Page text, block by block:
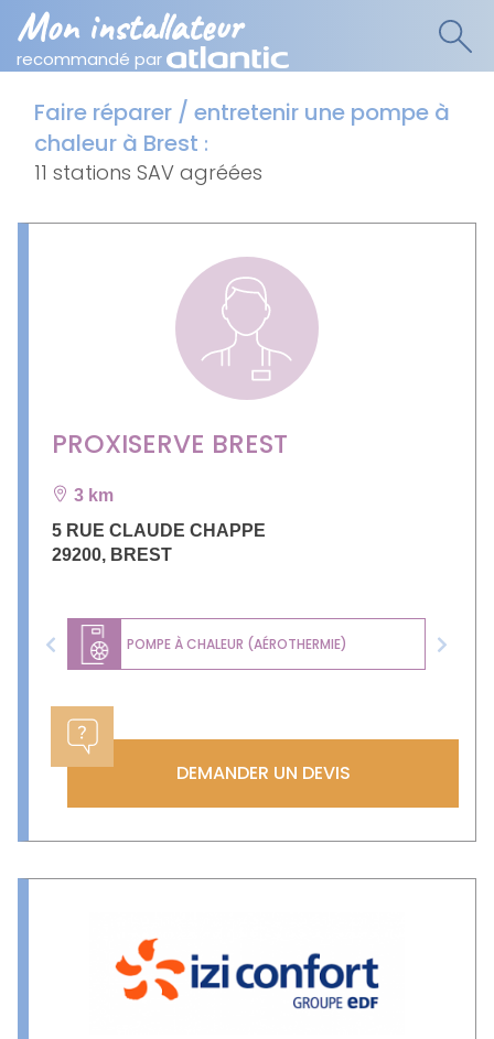
Mon installateur
recommandé par
Faire réparer / entretenir une pompe à
chaleur à Brest :
11 stations SAV agréées
PROXISERVE BREST
3 km
5 RUE CLAUDE CHAPPE
29200, BREST
POMPE À CHALEUR (AÉROTHERMIE)
Previous Next
DEMANDER UN DEVIS